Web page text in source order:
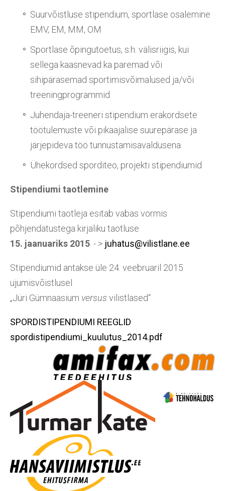
Suurvõistluse stipendium, sportlase osalemine
EMV, EM, MM, OM
Sportlase õpingutoetus, s.h. välisriigis, kui
sellega kaasnevad ka paremad või
sihipärasemad sportimisvõimalused ja/või
treeningprogrammid
Juhendaja-treeneri stipendium erakordsete
töötulemuste või pikaajalise suurepärase ja
järjepideva töö tunnustamisavaldusena
Ühekordsed sporditeo, projekti stipendiumid
Stipendiumi taotlemine
Stipendiumi taotleja esitab vabas vormis
põhjendatustega kirjaliku taotluse
15. jaanuariks 2015 . - > juhatus@vilistlane.ee
Stipendiumid antakse üle 24. veebruaril 2015
ujumisvõistlusel
„Jüri Gümnaasium versus vilistlased“
SPORDISTIPENDIUMI REEGLID
spordistipendiumi_kuulutus_2014.pdf